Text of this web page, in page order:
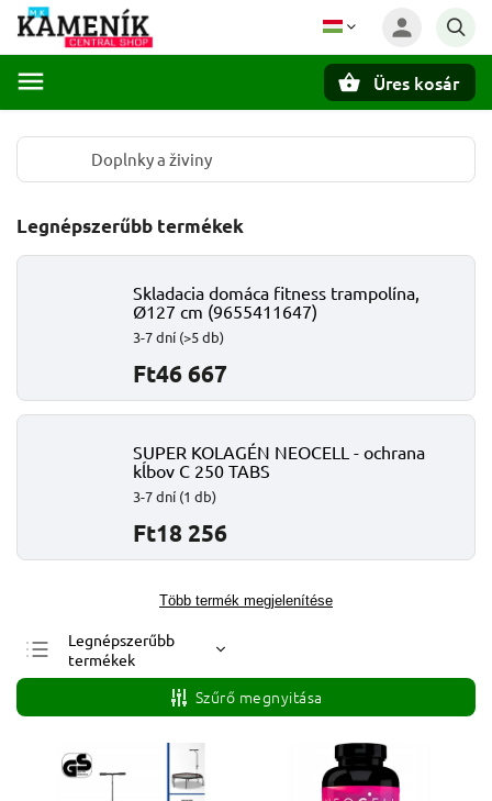
Üres kosár
Doplnky a živiny
Legnépszerűbb termékek
Skladacia domáca fitness trampolína,
Ø127 cm (9655411647)
3-7 dní (>5 db)
Ft46 667
SUPER KOLAGÉN NEOCELL - ochrana
kĺbov C 250 TABS
3-7 dní (1 db)
Ft18 256
Több termék megjelenítése
Legnépszerűbb
termékek
Legolcsóbb elöl
Legdrágább
ABC szerint
Szűrő megnyitása